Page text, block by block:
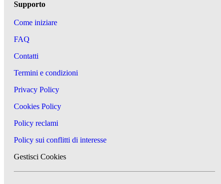
Supporto
Come iniziare
FAQ
Contatti
Termini e condizioni
Privacy Policy
Cookies Policy
Policy reclami
Policy sui conflitti di interesse
Gestisci Cookies